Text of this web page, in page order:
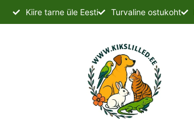
Kiire tarne üle Eesti Turvaline ostukoht